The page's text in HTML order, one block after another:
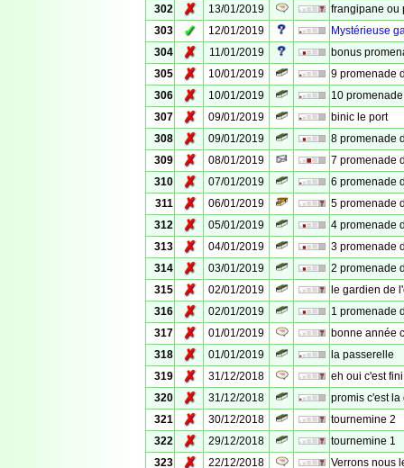
302
✗ 13/01/2019
frangipane ou
303
✓ 12/01/2019
Mystérieuse
304
✗ 11/01/2019
bonus
305
✗ 10/01/2019
9 promenade
306
✗ 10/01/2019
10
307
✗ 09/01/2019
binic le port
308
✗ 09/01/2019
8 promenade
309
✗ 08/01/2019
7 promenade
310
✗ 07/01/2019
6 promenade
311
✗ 06/01/2019
5 promenade
312
✗ 05/01/2019
4 promenade
313
✗ 04/01/2019
3 promenade
314
✗ 03/01/2019
2 promenade
315
✗ 02/01/2019
le gardien de
316
✗ 02/01/2019
1 promenade
317
✗ 01/01/2019
bonne année
318
✗ 01/01/2019
la passerelle
319
✗ 31/12/2018
eh oui c'est fini
320
✗ 31/12/2018
promis c'est la
321
✗ 30/12/2018
tournemine 2
322
✗ 29/12/2018
tournemine 1
323
✗ 22/12/2018
Verrons nous